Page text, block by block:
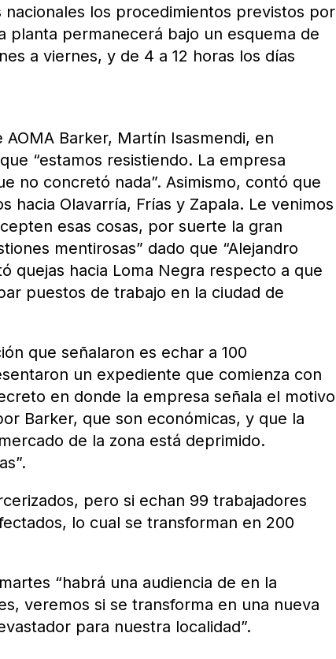
nacionales los procedimientos previstos por
planta permanecerá bajo un esquema de
a viernes, y de 4 a 12 horas los días
Barker, Martín Isasmendi, en
“estamos resistiendo. La empresa
no concretó nada”. Asimismo, contó que
hacia Olavarría, Frías y Zapala. Le venimos
esas cosas, por suerte la gran
mentirosas” dado que “Alejandro
quejas hacia Loma Negra respecto a que
puestos de trabajo en la ciudad de
que señalaron es echar a 100
un expediente que comienza con
en donde la empresa señala el motivo
Barker, que son económicas, y que la
de la zona está deprimido.
pero si echan 99 trabajadores
lo cual se transforman en 200
“habrá una audiencia de en la
veremos si se transforma en una nueva
para nuestra localidad”.